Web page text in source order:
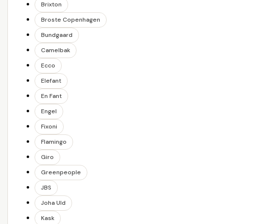
Brixton
Broste Copenhagen
Bundgaard
Camelbak
Ecco
Elefant
En Fant
Engel
Fixoni
Flamingo
Giro
Greenpeople
JBS
Joha Uld
Kask